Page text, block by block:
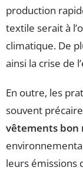
production
textile serait à
climatique. De
ainsi la crise de
En outre, les
souvent
vêtements bon
leurs émissions